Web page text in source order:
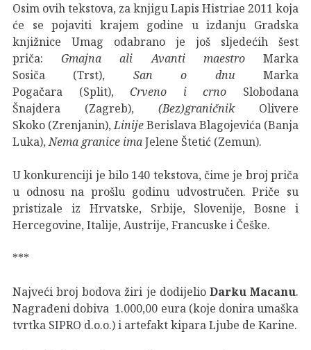
Osim ovih tekstova, za knjigu Lapis Histriae 2011 koja
će se pojaviti krajem godine u izdanju Gradska
knjižnice Umag odabrano je još sljedećih šest
priča:Gmajna ali Avanti maestroMarka
Sosiča (Trst), San o dnu Marka
Pogačara (Split),Crveno i crno Slobodana
Šnajdera (Zagreb), (Bez)graničnikOlivere
Skoko (Zrenjanin),LinijeBerislava Blagojevića (Banja
Luka),Nema granice imaJelene Štetić (Zemun).
U konkurenciji je bilo 140 tekstova, čime je broj priča
u odnosu na prošlu godinu udvostručen. Priče su
pristizale iz Hrvatske, Srbije, Slovenije, Bosne i
Hercegovine, Italije, Austrije, Francuske i Češke.
***
Najveći broj bodova žiri je dodijelio Darku Macanu.
Nagrađeni dobiva 1.000,00 eura (koje donira umaška
tvrtka SIPRO d.o.o.) i artefakt kipara Ljube de Karine.